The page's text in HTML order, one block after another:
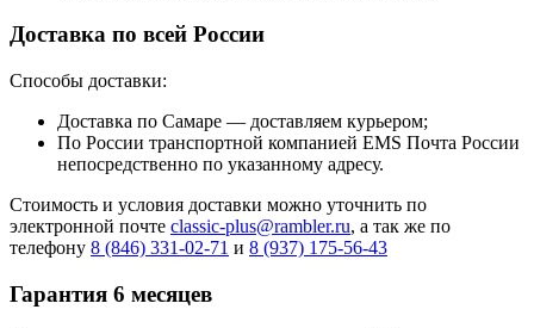
Доставка по всей России
Способы доставки:
Доставка по Самаре — доставляем курьером;
По России транспортной компанией EMS Почта России
непосредственно по указанному адресу.
Стоимость и условия доставки можно уточнить по
электронной почте classic-plus@rambler.ru, а так же по
телефону 8 (846) 331-02-71 и 8 (937) 175-56-43
Гарантия 6 месяцев